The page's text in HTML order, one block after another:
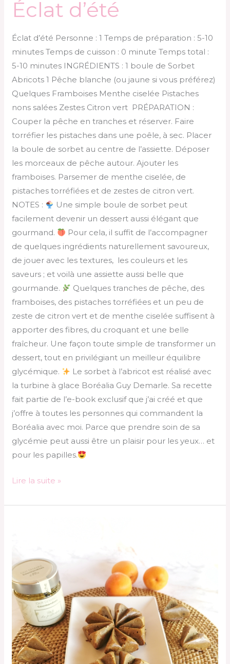
Éclat d’été
Éclat d’été Personne : 1 Temps de préparation : 5-10
minutes Temps de cuisson : 0 minute Temps total :
5-10 minutes INGRÉDIENTS : 1 boule de Sorbet
Abricots 1 Pêche blanche (ou jaune si vous préférez)
Quelques Framboises Menthe ciselée Pistaches
nons salées Zestes Citron vert PRÉPARATION :
Couper la pêche en tranches et réserver. Faire
torréfier les pistaches dans une poêle, à sec. Placer
la boule de sorbet au centre de l’assiette. Déposer
les morceaux de pêche autour. Ajouter les
framboises. Parsemer de menthe ciselée, de
pistaches torréfiées et de zestes de citron vert.
NOTES :
Une simple boule de sorbet peut
facilement devenir un dessert aussi élégant que
gourmand.
Pour cela, il suffit de l’accompagner
de quelques ingrédients naturellement savoureux,
de jouer avec les textures, les couleurs et les
saveurs ; et voilà une assiette aussi belle que
gourmande.
Quelques tranches de pêche, des
framboises, des pistaches torréfiées et un peu de
zeste de citron vert et de menthe ciselée suffisent à
apporter des fibres, du croquant et une belle
fraîcheur. Une façon toute simple de transformer un
dessert, tout en privilégiant un meilleur équilibre
glycémique.
Le sorbet à l’abricot est réalisé avec
la turbine à glace Boréalia Guy Demarle. Sa recette
fait partie de l’e-book exclusif que j’ai créé et que
j’offre à toutes les personnes qui commandent la
Boréalia avec moi. Parce que prendre soin de sa
glycémie peut aussi être un plaisir pour les yeux… et
pour les papilles.
Lire la suite »